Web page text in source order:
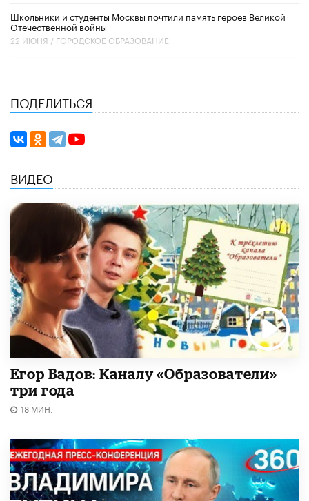
Школьники и студенты Москвы почтили память героев Великой
Отечественной войны
22 ИЮНЯ / ГОРОДСКОЕ ОБРАЗОВАНИЕ
ПОДЕЛИТЬСЯ
ВИДЕО
Егор Вадов: Каналу «Образователи»
три года
18 МИН.